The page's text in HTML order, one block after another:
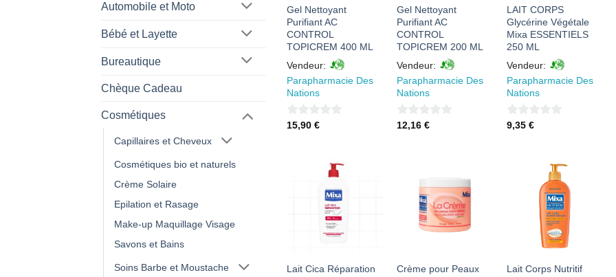
Automobile et Moto
Bébé et Layette
Bureautique
Chèque Cadeau
Cosmétiques
Capillaires et Cheveux
Cosmétiques bio et naturels
Crème Solaire
Epilation et Rasage
Make-up Maquillage Visage
Savons et Bains
Soins Barbe et Moustache
Gel Nettoyant
Purifiant AC
CONTROL
TOPICREM 400 ML
Vendeur:
Parapharmacie Des
Nations
0
15,90 €
Gel Nettoyant
Purifiant AC
CONTROL
TOPICREM 200 ML
Vendeur:
Parapharmacie Des
Nations
0
12,16 €
LAIT CORPS
Glycérine Végétale
Mixa ESSENTIELS
250 ML
Vendeur:
Parapharmacie Des
Nations
0
9,35 €
AJOUTER
À MES
FAVORIS
Lait Cica Réparation
AJOUTER
À MES
FAVORIS
Crème pour Peaux
AJOUTER
À MES
FAVORIS
Lait Corps Nutritif